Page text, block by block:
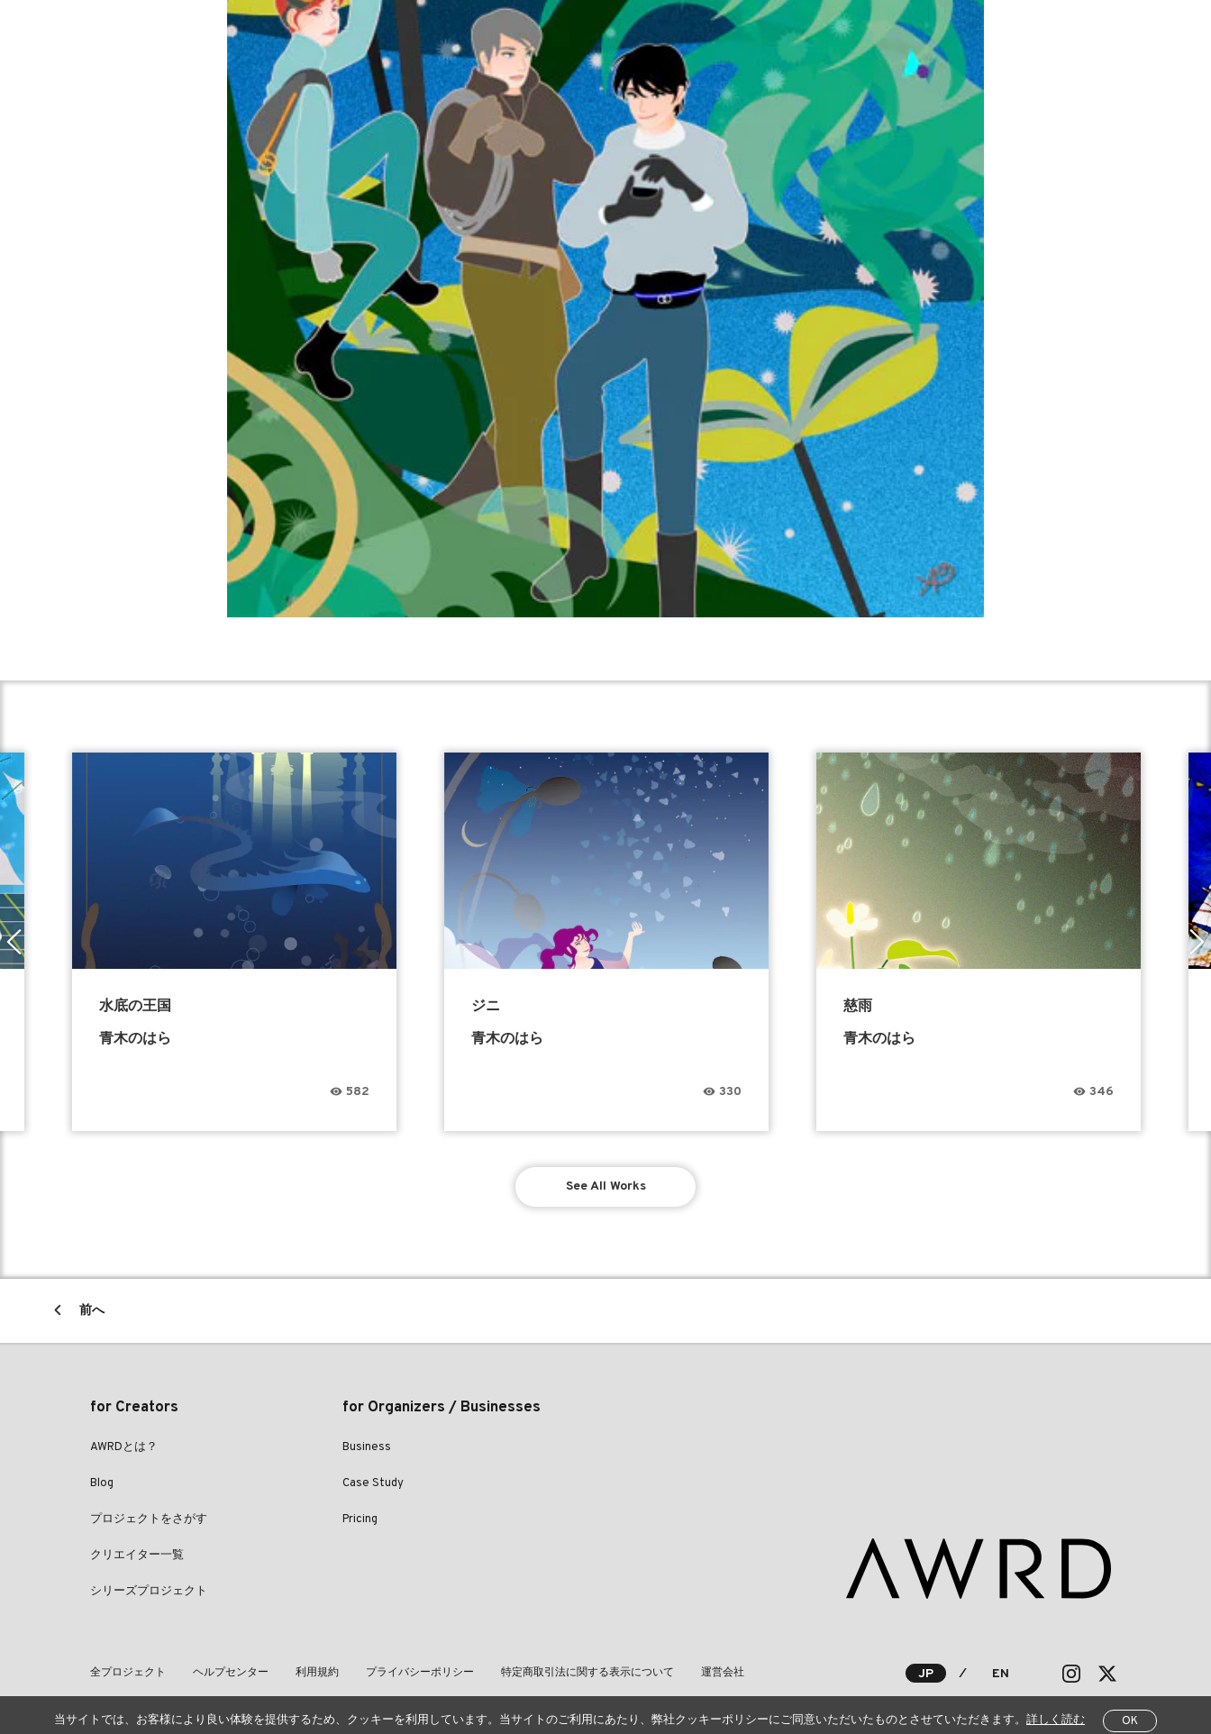
水底の王国
青木のはら
582
ジニ
青木のはら
330
慈雨
青木のはら
346
See All Works
前へ
for Creators
AWRDとは？
Blog
プロジェクトをさがす
クリエイター一覧
シリーズプロジェクト
for Organizers / Businesses
Business
Case Study
Pricing
全プロジェクト ヘルプセンター 利用規約 プライバシーポリシー 特定商取引法に関する表示について 運営会社 JP ⁄ EN
当サイトでは、お客様により良い体験を提供するため、クッキーを利用しています。当サイトのご利用にあたり、弊社クッキーポリシーにご同意いただいたものとさせていただきます。 詳しく読む OK